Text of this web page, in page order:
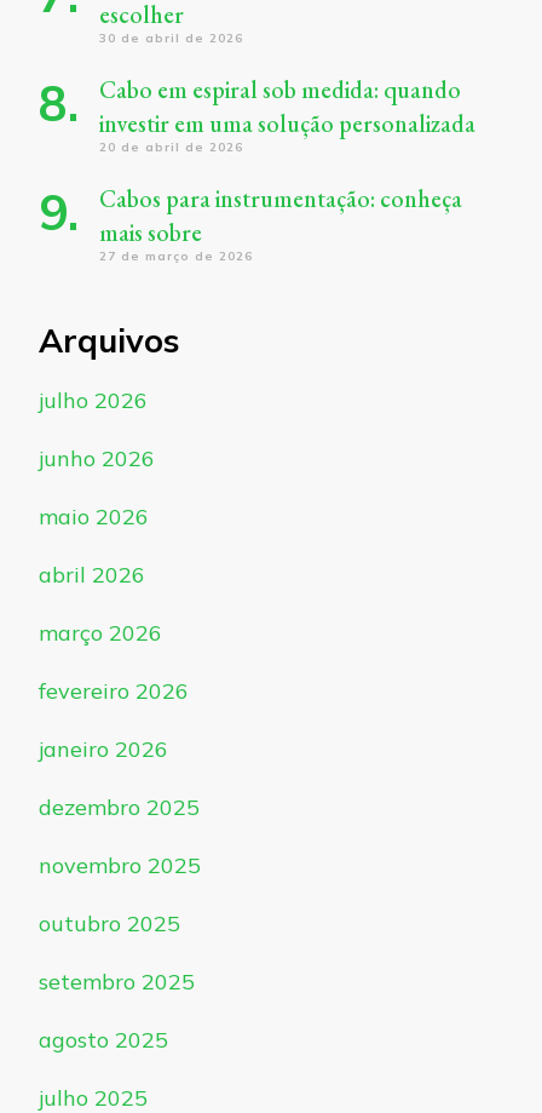
escolher
30 de abril de 2026
Cabo em espiral sob medida: quando
investir em uma solução personalizada
20 de abril de 2026
Cabos para instrumentação: conheça
mais sobre
27 de março de 2026
Arquivos
julho 2026
junho 2026
maio 2026
abril 2026
março 2026
fevereiro 2026
janeiro 2026
dezembro 2025
novembro 2025
outubro 2025
setembro 2025
agosto 2025
julho 2025